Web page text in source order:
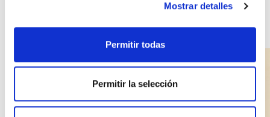
Mostrar detalles
Permitir todas
Permitir la selección